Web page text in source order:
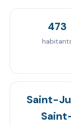
473
Saint-